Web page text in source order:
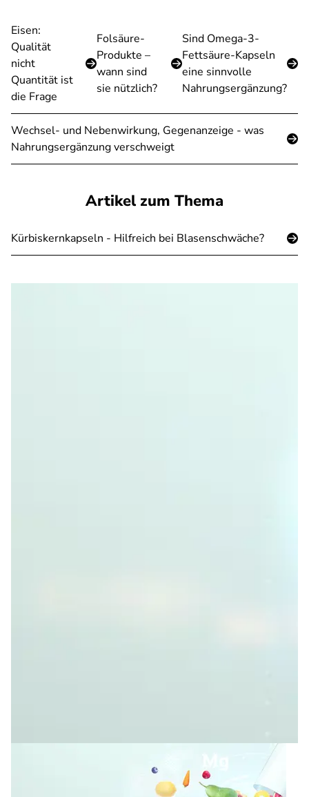
Eisen:
Qualität
nicht
Quantität ist
die Frage
Folsäure-
Produkte –
wann sind
sie nützlich?
Sind Omega-3-
Fettsäure-Kapseln
eine sinnvolle
Nahrungsergänzung?
Wechsel- und Nebenwirkung, Gegenanzeige - was
Nahrungsergänzung verschweigt
Artikel zum Thema
Kürbiskernkapseln - Hilfreich bei Blasenschwäche?